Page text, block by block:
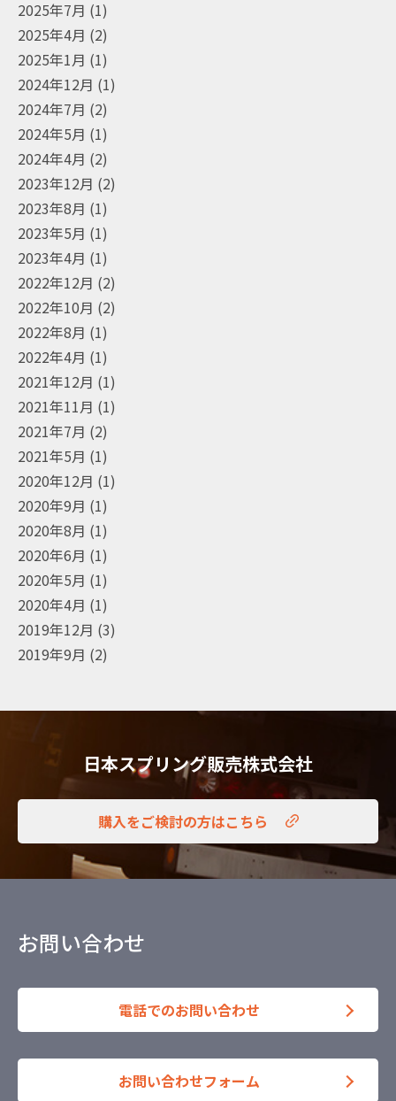
2025年7月 (1)
2025年4月 (2)
2025年1月 (1)
2024年12月 (1)
2024年7月 (2)
2024年5月 (1)
2024年4月 (2)
2023年12月 (2)
2023年8月 (1)
2023年5月 (1)
2023年4月 (1)
2022年12月 (2)
2022年10月 (2)
2022年8月 (1)
2022年4月 (1)
2021年12月 (1)
2021年11月 (1)
2021年7月 (2)
2021年5月 (1)
2020年12月 (1)
2020年9月 (1)
2020年8月 (1)
2020年6月 (1)
2020年5月 (1)
2020年4月 (1)
2019年12月 (3)
2019年9月 (2)
日本スプリング販売株式会社
購入をご検討の方はこちら
お問い合わせ
電話でのお問い合わせ
お問い合わせフォーム